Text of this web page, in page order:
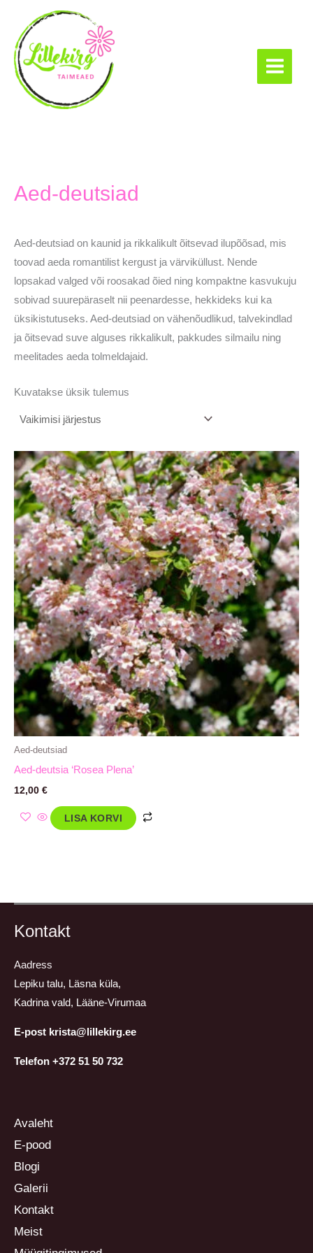
content
Aed-deutsiad
Aed-deutsiad on kaunid ja rikkalikult õitsevad ilupõõsad, mis
toovad aeda romantilist kergust ja värviküllust. Nende
lopsakad valged või roosakad õied ning kompaktne kasvukuju
sobivad suurepäraselt nii peenardesse, hekkideks kui ka
üksikistutuseks. Aed-deutsiad on vähenõudlikud, talvekindlad
ja õitsevad suve alguses rikkalikult, pakkudes silmailu ning
meelitades aeda tolmeldajaid.
Kuvatakse üksik tulemus
Aed-deutsiad
Aed-deutsia ‘Rosea Plena’
12,00 €
LISA KORVI
Kontakt
Aadress
Lepiku talu, Läsna küla,
Kadrina vald, Lääne-Virumaa
E-post krista@lillekirg.ee
Telefon +372 51 50 732
Avaleht
E-pood
Blogi
Galerii
Kontakt
Meist